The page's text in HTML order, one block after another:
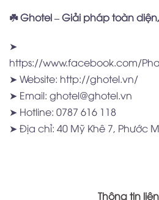
☘️ Ghotel – Giải pháp toàn
➤
https://www.facebook.com/
➤ Website: http://ghotel.vn/
➤ Email: ghotel@ghotel.vn
➤ Hotline: 0787 616 118
➤ Địa chỉ: 40 Mỹ Khê 7, Phước
Thông tin